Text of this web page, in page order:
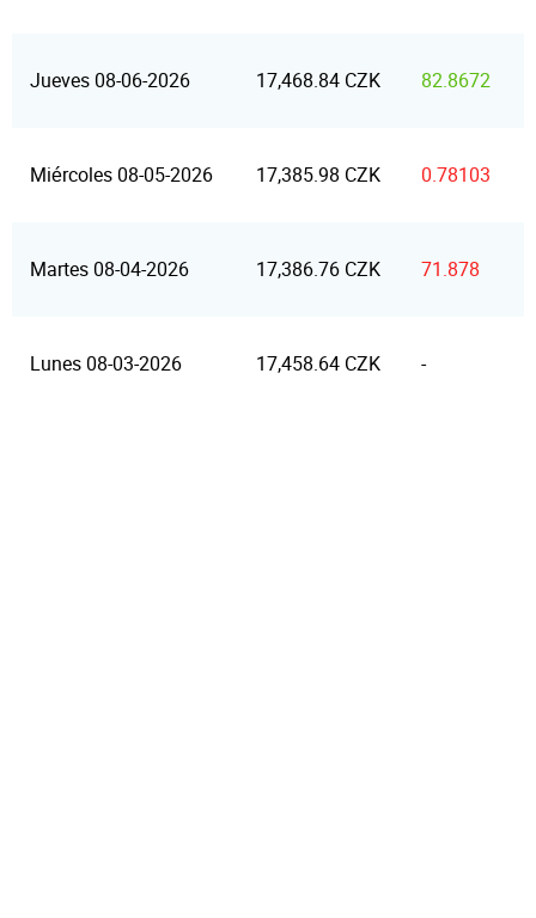
Jueves 08-06-2026 17,468.84 CZK 82.8672
Miércoles 08-05-2026 17,385.98 CZK 0.78103
Martes 08-04-2026 17,386.76 CZK 71.878
Lunes 08-03-2026 17,458.64 CZK -